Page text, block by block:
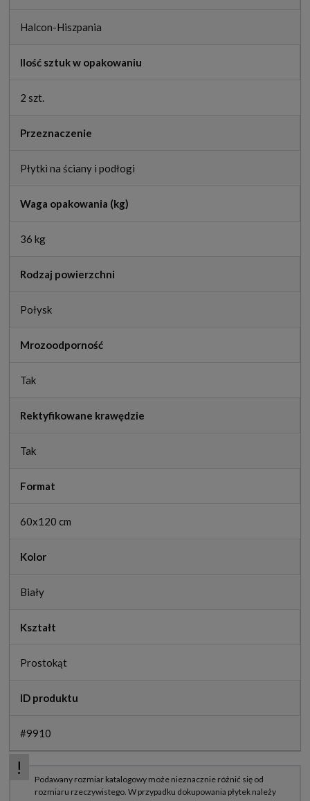
Halcon-Hiszpania
Ilość sztuk w opakowaniu
2 szt.
Przeznaczenie
Płytki na ściany i podłogi
Waga opakowania (kg)
36 kg
Rodzaj powierzchni
Połysk
Mrozoodporność
Tak
Rektyfikowane krawędzie
Tak
Format
60x120 cm
Kolor
Biały
Kształt
Prostokąt
ID produktu
#9910